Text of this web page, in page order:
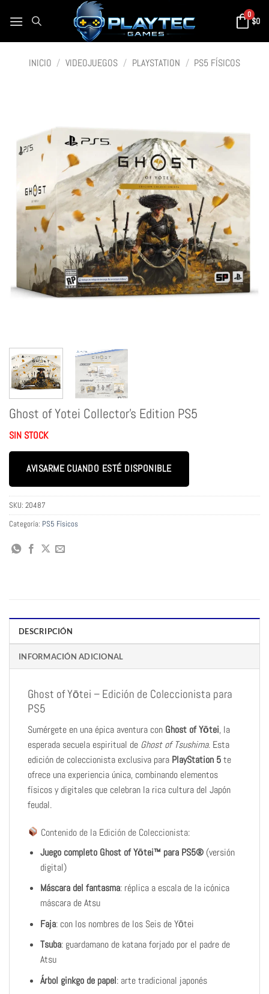
0
$0
INICIO / VIDEOJUEGOS / PLAYSTATION / PS5 FÍSICOS
Ghost of Yotei Collector’s Edition PS5
SIN STOCK
AVISARME CUANDO ESTÉ DISPONIBLE
SKU: 20487
Categoría: PS5 Físicos
DESCRIPCIÓN
INFORMACIÓN ADICIONAL
Ghost of Yōtei – Edición de Coleccionista para
PS5
Sumérgete en una épica aventura con Ghost of Yōtei, la
esperada secuela espiritual de Ghost of Tsushima. Esta
edición de coleccionista exclusiva para PlayStation 5te
ofrece una experiencia única, combinando elementos
físicos y digitales que celebran la rica cultura del Japón
feudal.
Contenido de la Edición de Coleccionista:
Juego completo Ghost of Yōtei™ para PS5®(versión
digital)
Máscara del fantasma: réplica a escala de la icónica
máscara de Atsu
Faja: con los nombres de los Seis de Yōtei
Tsuba: guardamano de katana forjado por el padre de
Atsu
Árbol ginkgo de papel: arte tradicional japonés